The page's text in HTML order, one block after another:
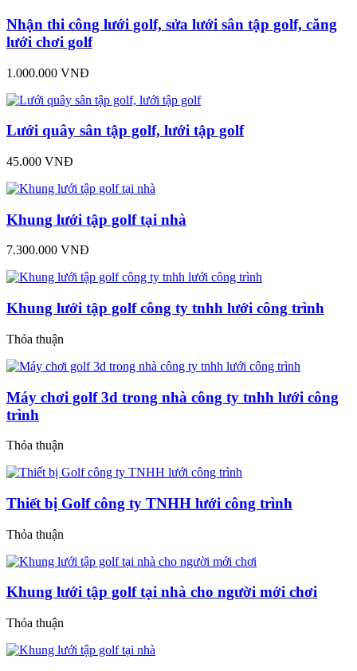
Nhận thi công lưới golf, sửa lưới sân tập golf, căng
lưới chơi golf
1.000.000 VNĐ
Lưới quây sân tập golf, lưới tập golf
45.000 VNĐ
Khung lưới tập golf tại nhà
7.300.000 VNĐ
Khung lưới tập golf công ty tnhh lưới công trình
Thỏa thuận
Máy chơi golf 3d trong nhà công ty tnhh lưới công
trình
Thỏa thuận
Thiết bị Golf công ty TNHH lưới công trình
Thỏa thuận
Khung lưới tập golf tại nhà cho người mới chơi
Thỏa thuận